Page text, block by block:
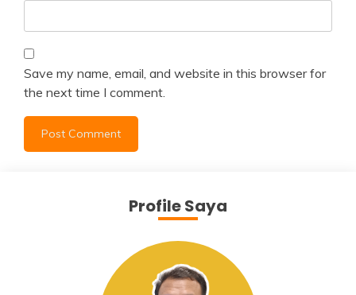
Save my name, email, and website in this browser for
the next time I comment.
Profile Saya